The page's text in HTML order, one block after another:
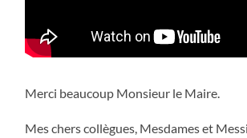
Merci beaucoup Monsieur le Maire.
Mes chers collègues, Mesdames et